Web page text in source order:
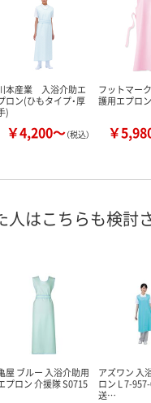
本産業 入浴介助エ
ロン(ひもタイプ・厚
)
￥4,200～（税込）
フットマー
護用エプロン
￥
人はこちらも検討
屋 ブルー 入浴介助用
プロン 介援隊 S0715
アズワン 入
ロン L 7-957-
送…